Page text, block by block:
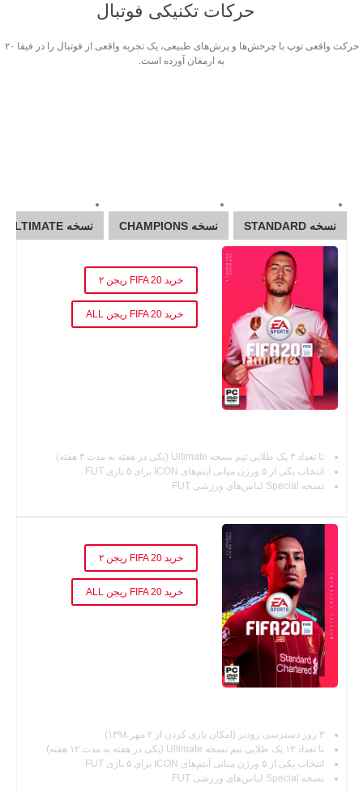
حرکات تکنیکی فوتبال
حرکت واقعی توپ با چرخش‌ها و پرش‌های طبیعی، یک تجربه واقعی از فوتبال را در فیفا ۲۰
به ارمغان آورده است.
نسخه STANDARD نسخه CHAMPIONS نسخه ULTIMATE
خرید FIFA 20 ریجن ۲
خرید FIFA 20 ریجن ALL
تا تعداد ۳ پک طلایی تیم نسخه Ultimate (یکی در هفته به مدت ۳ هفته)
انتخاب یکی از ۵ ورژن میانی آیتم‌های ICON برای ۵ بازی FUT
نسخه Special لباس‌های ورزشی FUT
خرید FIFA 20 ریجن ۲
خرید FIFA 20 ریجن ALL
۳ روز دسترسی زودتر (امکان بازی کردن از ۲ مهر ۱۳۹۸)
تا تعداد ۱۲ پک طلایی تیم نسخه Ultimate (یکی در هفته به مدت ۱۲ هفته)
انتخاب یکی از ۵ ورژن میانی آیتم‌های ICON برای ۵ بازی FUT
نسخه Special لباس‌های ورزشی FUT